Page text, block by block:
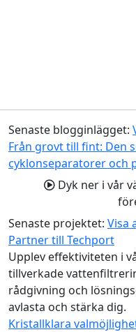
Senaste blogginlägget:
Från grovt till fint: Den
cyklonseparatorer och
Dyk ner i vår
Senaste projektet: Visa
Partner till Techport
Upplev effektiviteten i
tillverkade
rådgivning och
avlasta och stärka dig.
Kristallklara